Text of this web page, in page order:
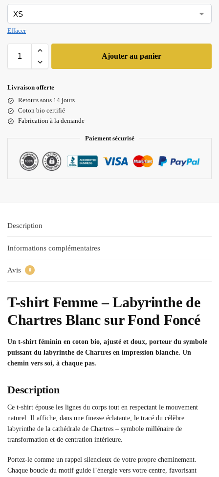
Effacer
Ajouter au panier
Livraison offerte
Retours sous 14 jours
Coton bio certifié
Fabrication à la demande
Paiement sécurisé
Description
Informations complémentaires
Avis 0
T-shirt Femme – Labyrinthe de
Chartres Blanc sur Fond Foncé
Un t-shirt féminin en coton bio, ajusté et doux, porteur du symbole
puissant du labyrinthe de Chartres en impression blanche. Un
chemin vers soi, à chaque pas.
Description
Ce t-shirt épouse les lignes du corps tout en respectant le mouvement
naturel. Il affiche, dans une finesse éclatante, le tracé du célèbre
labyrinthe de la cathédrale de Chartres – symbole millénaire de
transformation et de centration intérieure.
Portez-le comme un rappel silencieux de votre propre cheminement.
Chaque boucle du motif guide l’énergie vers votre centre, favorisant